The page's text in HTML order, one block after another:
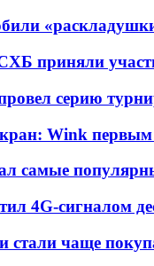
приняли
серию
Wink первым
самые
4G-сигналом
чаще